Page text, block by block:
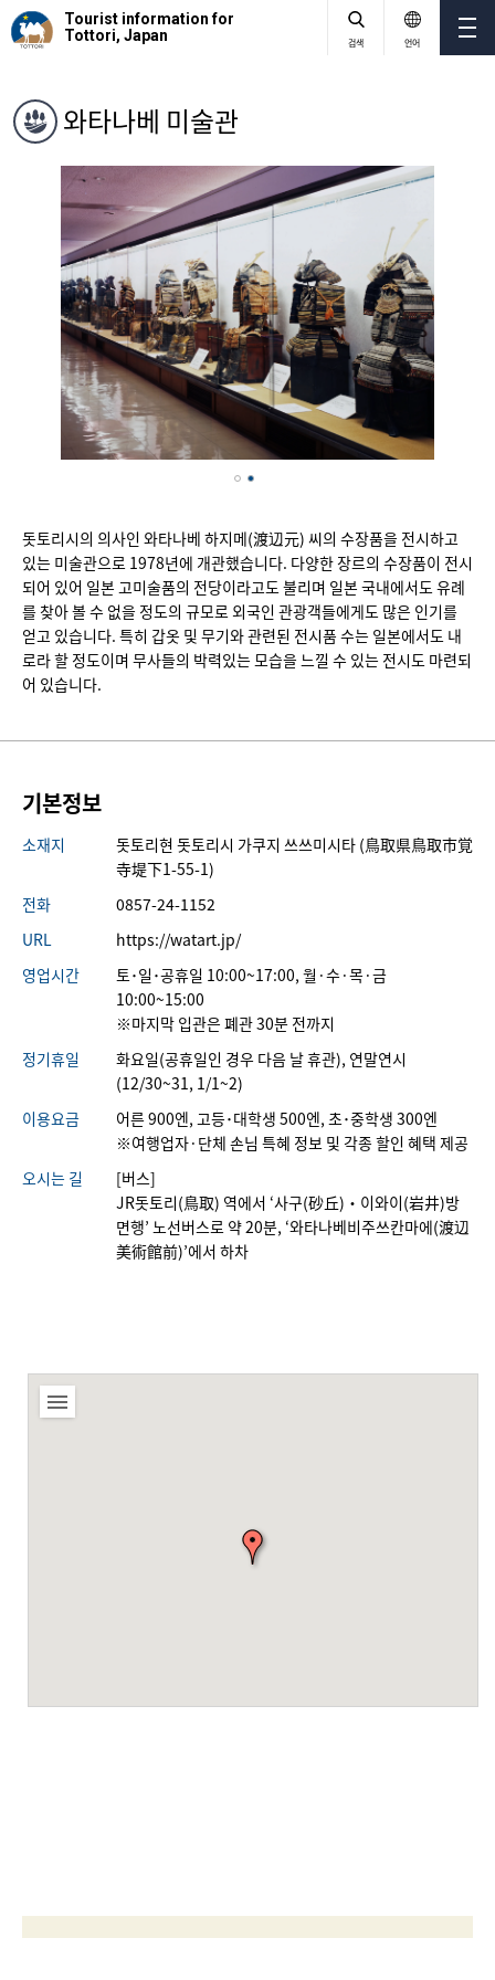
Tourist information for
Tottori, Japan
검색 언어
와타나베 미술관
돗토리시의 의사인 와타나베 하지메(渡辺元) 씨의 수장품을 전시하고
있는 미술관으로 1978년에 개관했습니다. 다양한 장르의 수장품이 전시
되어 있어 일본 고미술품의 전당이라고도 불리며 일본 국내에서도 유례
를 찾아 볼 수 없을 정도의 규모로 외국인 관광객들에게도 많은 인기를
얻고 있습니다. 특히 갑옷 및 무기와 관련된 전시품 수는 일본에서도 내
로라 할 정도이며 무사들의 박력있는 모습을 느낄 수 있는 전시도 마련되
어 있습니다.
기본정보
소재지
돗토리현 돗토리시 가쿠지 쓰쓰미시타 (鳥取県鳥取市覚
寺堤下1-55-1)
전화
0857-24-1152
URL
https://watart.jp/
영업시간
토･일･공휴일 10:00~17:00, 월·수·목·금
10:00~15:00
※마지막 입관은 폐관 30분 전까지
정기휴일
화요일(공휴일인 경우 다음 날 휴관), 연말연시
(12/30~31, 1/1~2)
이용요금
어른 900엔, 고등･대학생 500엔, 초･중학생 300엔
※여행업자·단체 손님 특혜 정보 및 각종 할인 혜택 제공
오시는 길
[버스]
JR돗토리(鳥取) 역에서 ‘사구(砂丘)・이와이(岩井)방
면행’ 노선버스로 약 20분, ‘와타나베비주쓰칸마에(渡辺
美術館前)’에서 하차